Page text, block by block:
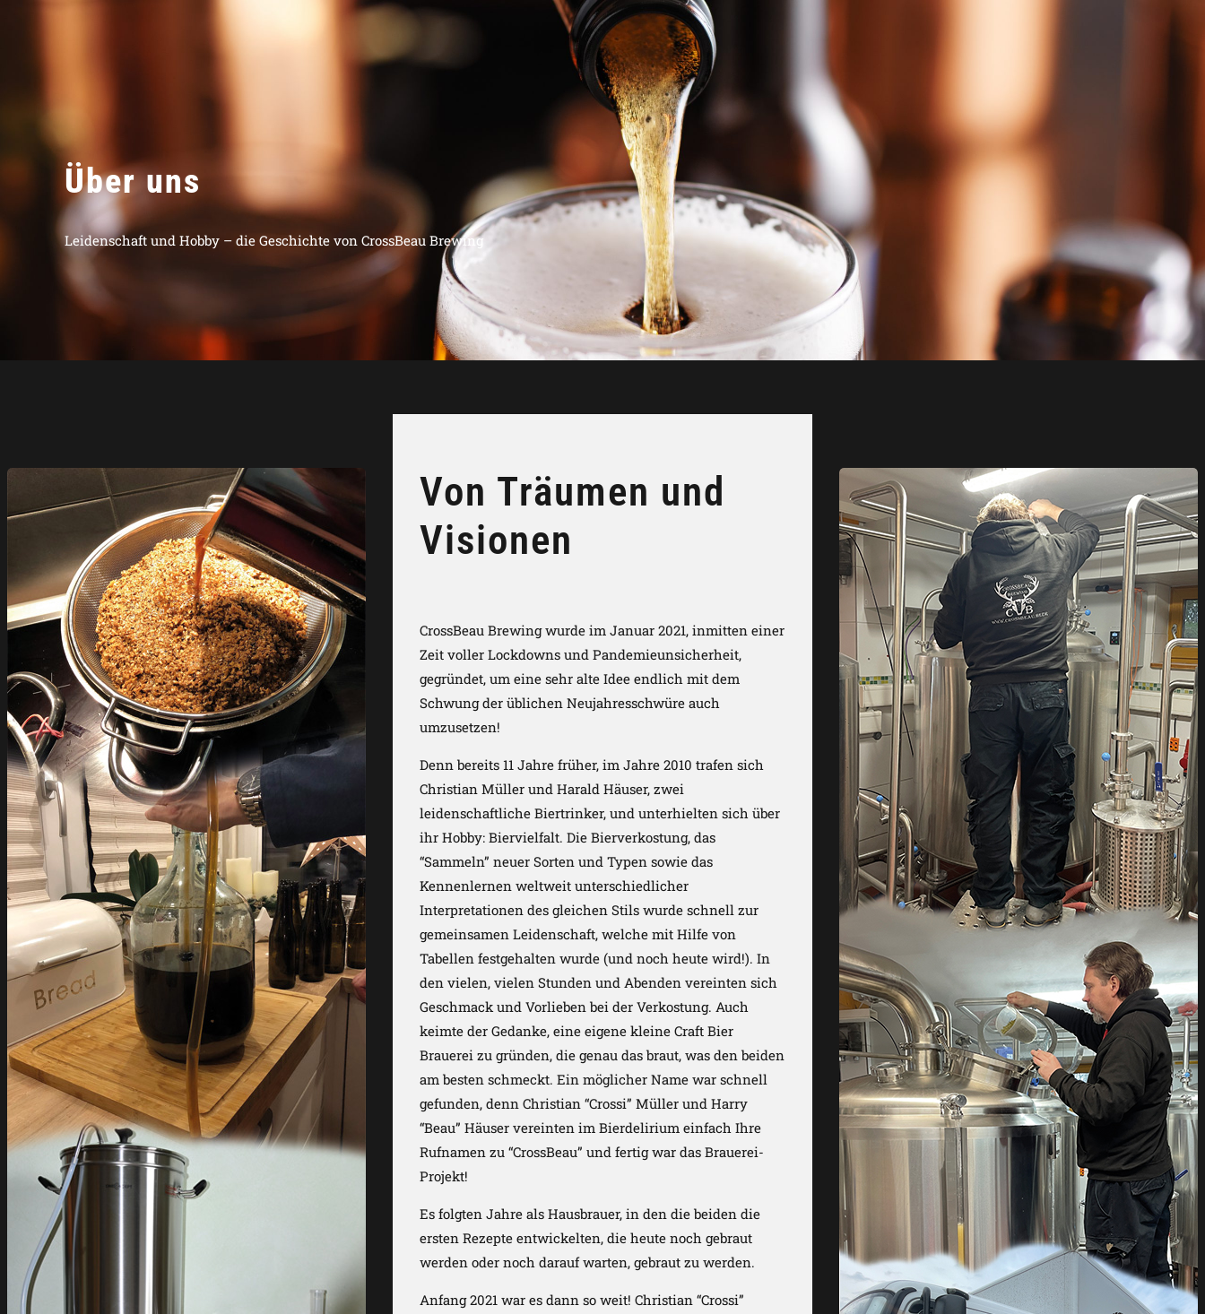
Über uns
Leidenschaft und Hobby – die Geschichte von CrossBeau Brewing
Von Träumen und
Visionen
CrossBeau Brewing wurde im Januar 2021, inmitten einer
Zeit voller Lockdowns und Pandemieunsicherheit,
gegründet, um eine sehr alte Idee endlich mit dem
Schwung der üblichen Neujahresschwüre auch
umzusetzen!
Denn bereits 11 Jahre früher, im Jahre 2010 trafen sich
Christian Müller und Harald Häuser, zwei
leidenschaftliche Biertrinker, und unterhielten sich über
ihr Hobby: Biervielfalt. Die Bierverkostung, das
“Sammeln” neuer Sorten und Typen sowie das
Kennenlernen weltweit unterschiedlicher
Interpretationen des gleichen Stils wurde schnell zur
gemeinsamen Leidenschaft, welche mit Hilfe von
Tabellen festgehalten wurde (und noch heute wird!). In
den vielen, vielen Stunden und Abenden vereinten sich
Geschmack und Vorlieben bei der Verkostung. Auch
keimte der Gedanke, eine eigene kleine Craft Bier
Brauerei zu gründen, die genau das braut, was den beiden
am besten schmeckt. Ein möglicher Name war schnell
gefunden, denn Christian “Crossi” Müller und Harry
“Beau” Häuser vereinten im Bierdelirium einfach Ihre
Rufnamen zu “CrossBeau” und fertig war das Brauerei-
Projekt!
Es folgten Jahre als Hausbrauer, in den die beiden die
ersten Rezepte entwickelten, die heute noch gebraut
werden oder noch darauf warten, gebraut zu werden.
Anfang 2021 war es dann so weit! Christian “Crossi”